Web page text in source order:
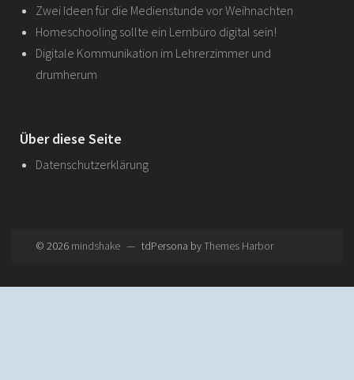
Zwei Ideen für die Medienstunde vor Weihnachten
Homeschooling sollte ein Lernbüro digital sein!
Digitale Kommunikation im Lehrerzimmer und
drumherum
Über diese Seite
Datenschutzerklärung
© 2026 mindshake — tdPersona byThemes Harbor